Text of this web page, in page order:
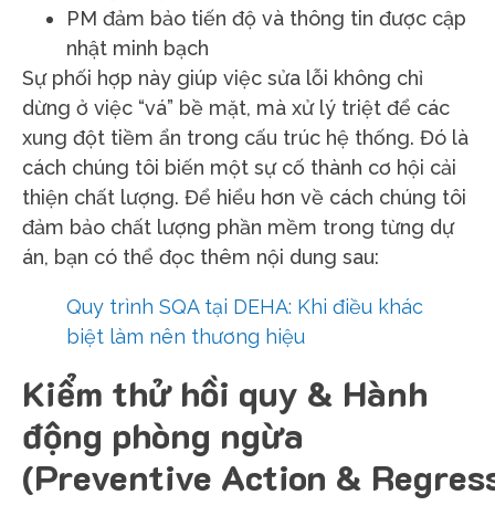
PM đảm bảo tiến độ và thông tin được cập
nhật minh bạch
Sự phối hợp này giúp việc sửa lỗi không chỉ
dừng ở việc “vá” bề mặt, mà xử lý triệt để các
xung đột tiềm ẩn trong cấu trúc hệ thống. Đó là
cách chúng tôi biến một sự cố thành cơ hội cải
thiện chất lượng. Để hiểu hơn về cách chúng tôi
đảm bảo chất lượng phần mềm trong từng dự
án, bạn có thể đọc thêm nội dung sau:
Quy trình SQA tại DEHA: Khi điều khác
biệt làm nên thương hiệu
Kiểm thử hồi quy & Hành
động phòng ngừa
(Preventive Action &